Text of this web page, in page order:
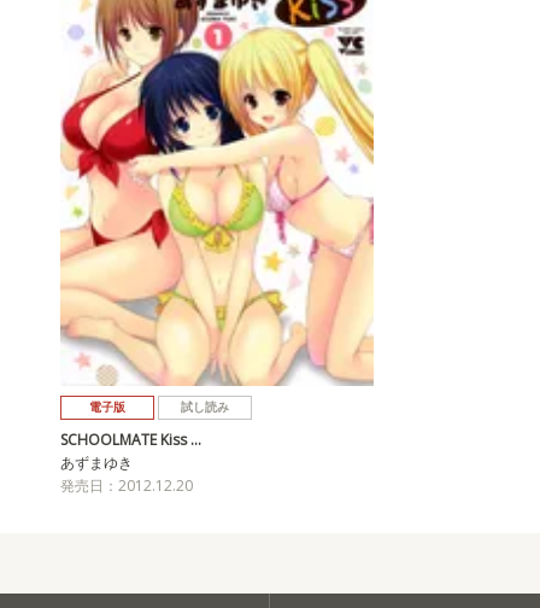
電子版 試し読み
SCHOOLMATE Kiss …
あずまゆき
発売日：2012.12.20